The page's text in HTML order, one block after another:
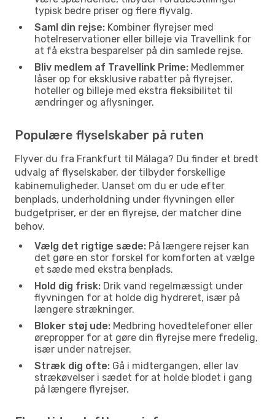
typisk bedre priser og flere flyvalg.
Saml din rejse: Kombiner flyrejser med
hotelreservationer eller billeje via Travellink for
at få ekstra besparelser på din samlede rejse.
Bliv medlem af Travellink Prime: Medlemmer
låser op for eksklusive rabatter på flyrejser,
hoteller og billeje med ekstra fleksibilitet til
ændringer og aflysninger.
Populære flyselskaber på ruten
Flyver du fra Frankfurt til Málaga? Du finder et bredt
udvalg af flyselskaber, der tilbyder forskellige
kabinemuligheder. Uanset om du er ude efter
benplads, underholdning under flyvningen eller
budgetpriser, er der en flyrejse, der matcher dine
behov.
Vælg det rigtige sæde: På længere rejser kan
det gøre en stor forskel for komforten at vælge
et sæde med ekstra benplads.
Hold dig frisk: Drik vand regelmæssigt under
flyvningen for at holde dig hydreret, især på
længere strækninger.
Bloker støj ude: Medbring hovedtelefoner eller
ørepropper for at gøre din flyrejse mere fredelig,
især under natrejser.
Stræk dig ofte: Gå i midtergangen, eller lav
strækøvelser i sædet for at holde blodet i gang
på længere flyrejser.